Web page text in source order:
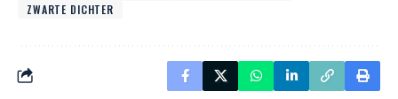
ZWARTE DICHTER